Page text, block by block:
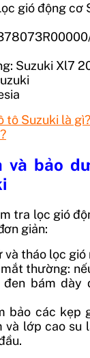
gió động cơ
Suzuki Xl7
tô Suzuki là
và bảo
tra lọc gió
giản:
tháo lọc gió
thường:
đen bám dày
bảo các kẹp
và lớp cao su